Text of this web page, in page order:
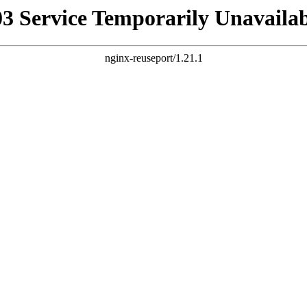
Service Temporarily
nginx-reuseport/1.21.1